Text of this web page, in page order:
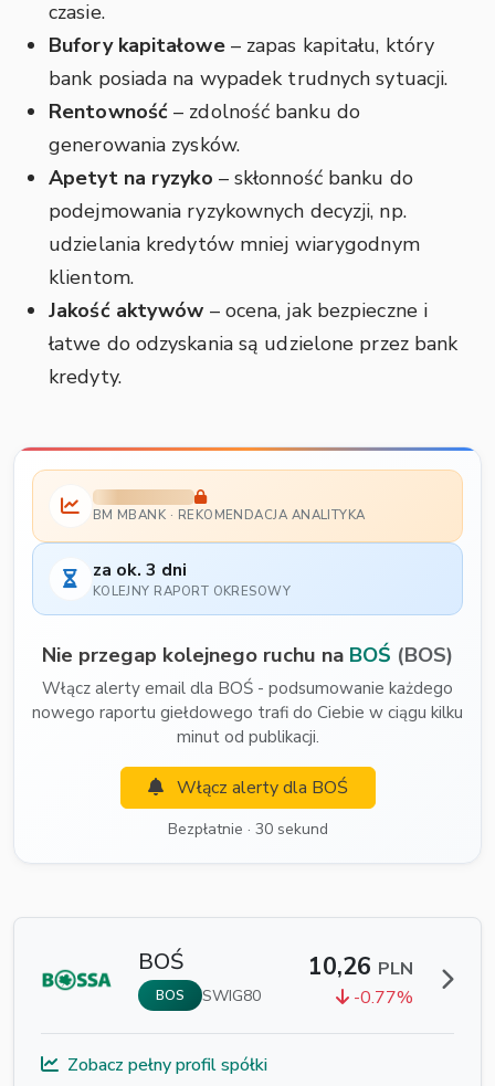
czasie.
Bufory kapitałowe– zapas kapitału, który
bank posiada na wypadek trudnych sytuacji.
Rentowność – zdolność banku do
generowania zysków.
Apetyt na ryzyko – skłonność banku do
podejmowania ryzykownych decyzji, np.
udzielania kredytów mniej wiarygodnym
klientom.
Jakość aktywów – ocena, jak bezpieczne i
łatwe do odzyskania są udzielone przez bank
kredyty.
BM MBANK · REKOMENDACJA ANALITYKA
za ok. 3 dni
KOLEJNY RAPORT OKRESOWY
Nie przegap kolejnego ruchu na BOŚ (BOS)
Włącz alerty email dla BOŚ - podsumowanie każdego
nowego raportu giełdowego trafi do Ciebie w ciągu kilku
minut od publikacji.
Włącz alerty dla BOŚ
Bezpłatnie · 30 sekund
BOŚ
BOS SWIG80
10,26 PLN
-0.77%
Zobacz pełny profil spółki